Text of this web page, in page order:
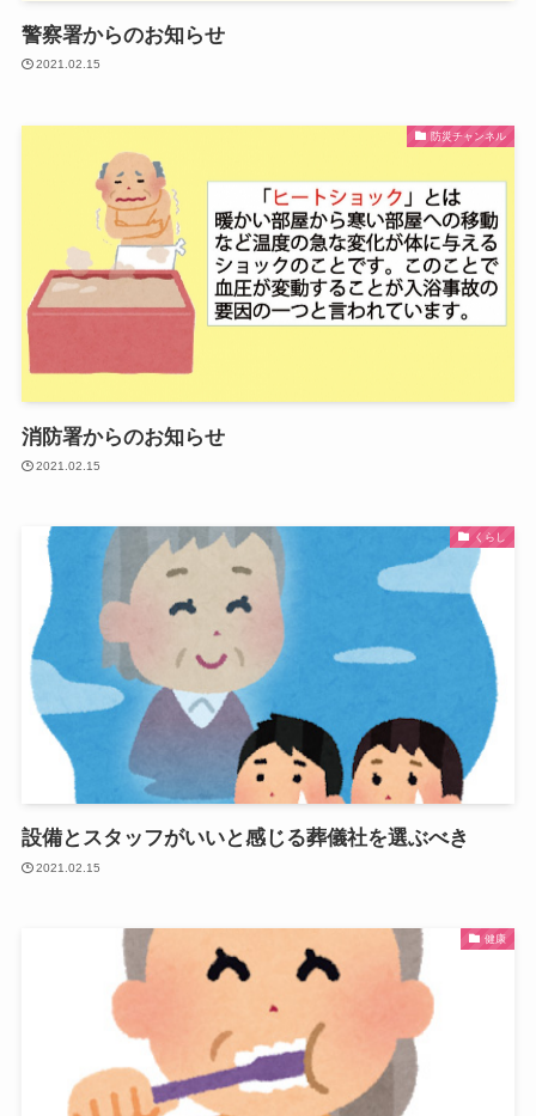
警察署からのお知らせ
2021.02.15
防災チャンネル
消防署からのお知らせ
2021.02.15
くらし
設備とスタッフがいいと感じる葬儀社を選ぶべき
2021.02.15
健康